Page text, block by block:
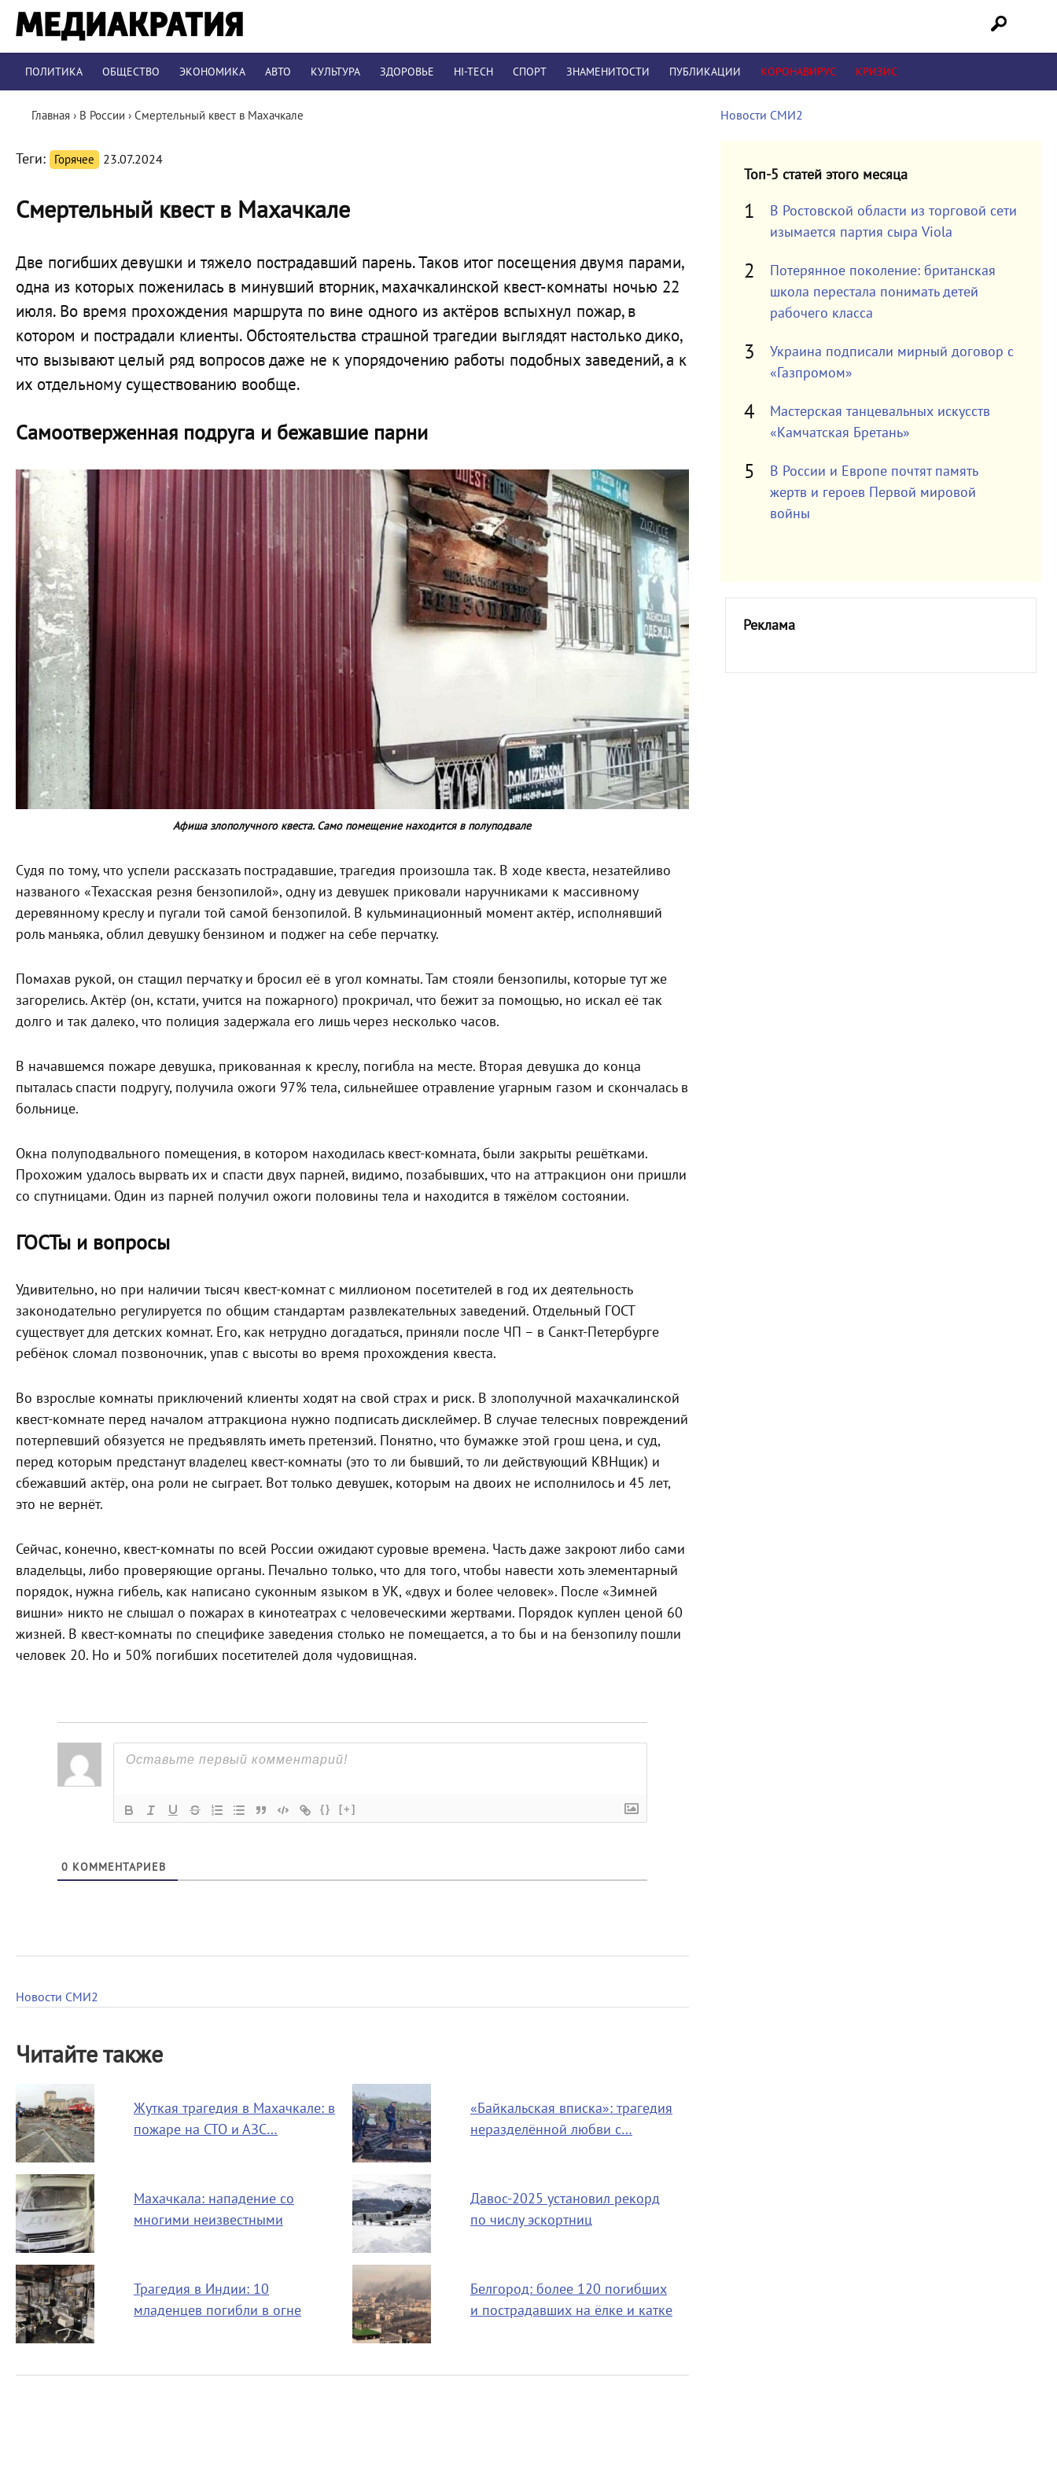
ПОЛИТИКА ОБЩЕСТВО ЭКОНОМИКА АВТО КУЛЬТУРА ЗДОРОВЬЕ HI-TECH СПОРТ ЗНАМЕНИТОСТИ ПУБЛИКАЦИИ КОРОНАВИРУС КРИЗИС
Главная › В России › Смертельный квест в Махачкале
Теги: Горячее 23.07.2024
Смертельный квест в Махачкале
Две погибших девушки и тяжело пострадавший парень. Таков итог посещения двумя парами,
одна из которых поженилась в минувший вторник, махачкалинской квест-комнаты ночью 22
июля. Во время прохождения маршрута по вине одного из актёров вспыхнул пожар, в
котором и пострадали клиенты. Обстоятельства страшной трагедии выглядят настолько дико,
что вызывают целый ряд вопросов даже не к упорядочению работы подобных заведений, а к
их отдельному существованию вообще.
Самоотверженная подруга и бежавшие парни
Афиша злополучного квеста. Само помещение находится в полуподвале
Судя по тому, что успели рассказать пострадавшие, трагедия произошла так. В ходе квеста, незатейливо
названого «Техасская резня бензопилой», одну из девушек приковали наручниками к массивному
деревянному креслу и пугали той самой бензопилой. В кульминационный момент актёр, исполнявший
роль маньяка, облил девушку бензином и поджег на себе перчатку.
Помахав рукой, он стащил перчатку и бросил её в угол комнаты. Там стояли бензопилы, которые тут же
загорелись. Актёр (он, кстати, учится на пожарного) прокричал, что бежит за помощью, но искал её так
долго и так далеко, что полиция задержала его лишь через несколько часов.
В начавшемся пожаре девушка, прикованная к креслу, погибла на месте. Вторая девушка до конца
пыталась спасти подругу, получила ожоги 97% тела, сильнейшее отравление угарным газом и скончалась в
больнице.
Окна полуподвального помещения, в котором находилась квест-комната, были закрыты решётками.
Прохожим удалось вырвать их и спасти двух парней, видимо, позабывших, что на аттракцион они пришли
со спутницами. Один из парней получил ожоги половины тела и находится в тяжёлом состоянии.
ГОСТы и вопросы
Удивительно, но при наличии тысяч квест-комнат с миллионом посетителей в год их деятельность
законодательно регулируется по общим стандартам развлекательных заведений. Отдельный ГОСТ
существует для детских комнат. Его, как нетрудно догадаться, приняли после ЧП – в Санкт-Петербурге
ребёнок сломал позвоночник, упав с высоты во время прохождения квеста.
Во взрослые комнаты приключений клиенты ходят на свой страх и риск. В злополучной махачкалинской
квест-комнате перед началом аттракциона нужно подписать дисклеймер. В случае телесных повреждений
потерпевший обязуется не предъявлять иметь претензий. Понятно, что бумажке этой грош цена, и суд,
перед которым предстанут владелец квест-комнаты (это то ли бывший, то ли действующий КВНщик) и
сбежавший актёр, она роли не сыграет. Вот только девушек, которым на двоих не исполнилось и 45 лет,
это не вернёт.
Сейчас, конечно, квест-комнаты по всей России ожидают суровые времена. Часть даже закроют либо сами
владельцы, либо проверяющие органы. Печально только, что для того, чтобы навести хоть элементарный
порядок, нужна гибель, как написано суконным языком в УК, «двух и более человек». После «Зимней
вишни» никто не слышал о пожарах в кинотеатрах с человеческими жертвами. Порядок куплен ценой 60
жизней. В квест-комнаты по специфике заведения столько не помещается, а то бы и на бензопилу пошли
человек 20. Но и 50% погибших посетителей доля чудовищная.
{} [+]
0 КОММЕНТАРИЕВ
Новости СМИ2
Читайте также
Жуткая трагедия в Махачкале: в
пожаре на СТО и АЗС…
«Байкальская вписка»: трагедия
неразделённой любви с…
Махачкала: нападение со
многими неизвестными
Давос-2025 установил рекорд
по числу эскортниц
Трагедия в Индии: 10
младенцев погибли в огне
Белгород: более 120 погибших
и пострадавших на ёлке и катке
Новости СМИ2
Топ-5 статей этого месяца
В Ростовской области из торговой сети
изымается партия сыра Viola
Потерянное поколение: британская
школа перестала понимать детей
рабочего класса
Украина подписали мирный договор с
«Газпромом»
Мастерская танцевальных искусств
«Камчатская Бретань»
В России и Европе почтят память
жертв и героев Первой мировой
войны
Реклама